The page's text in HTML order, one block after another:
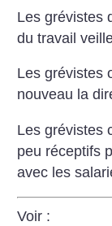
Les grévistes
du travail
Les grévistes
nouveau la
Les grévistes
peu réceptifs
avec les
Voir :